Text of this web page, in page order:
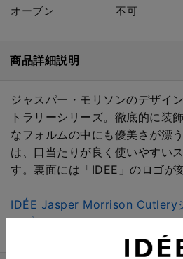
オーブン
不可
商品詳細説明
ジャスパー・モリソンのデザイ
トラリーシリーズ。徹底的に装
なフォルムの中にも優美さが漂
は、口当たりが良く使いやすい
す。裏面には「IDEE」のロゴが
IDÉE Jasper Morrison Cutlery
ップはこちら